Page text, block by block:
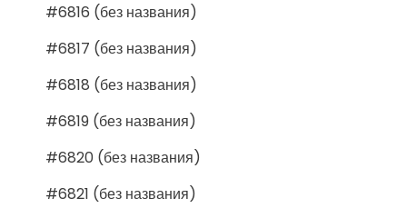
#6816 (без названия)
#6817 (без названия)
#6818 (без названия)
#6819 (без названия)
#6820 (без названия)
#6821 (без названия)